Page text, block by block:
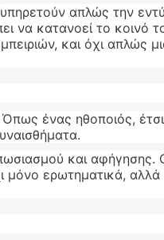
απλώς την
να κατανοεί το κοινό
και όχι απλώς
Όπως ένας ηθοποιός,
και αφήγησης.
μόνο ερωτηματικά, αλλά